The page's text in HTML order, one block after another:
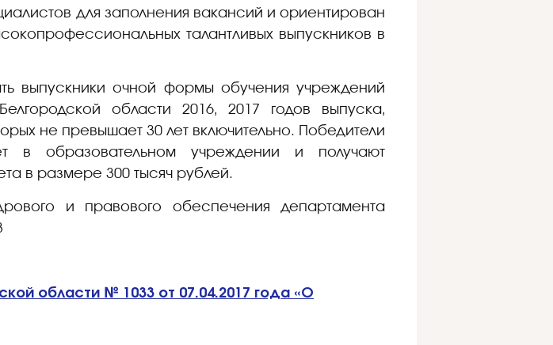
для заполнения вакансий и ориентирован
талантливых выпускников в
выпускники очной формы обучения учреждений
области 2016, 2017 годов выпуска,
не превышает 30 лет включительно. Победители
в образовательном учреждении и получают
в размере 300 тысяч рублей.
и правового обеспечения департамента
области № 1033 от 07.04.2017 года «О